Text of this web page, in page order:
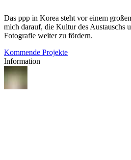
Das ppp in Korea steht vor einem
mich darauf, die Kultur des Austauschs
Fotografie weiter zu fördern.
Kommende Projekte
Information